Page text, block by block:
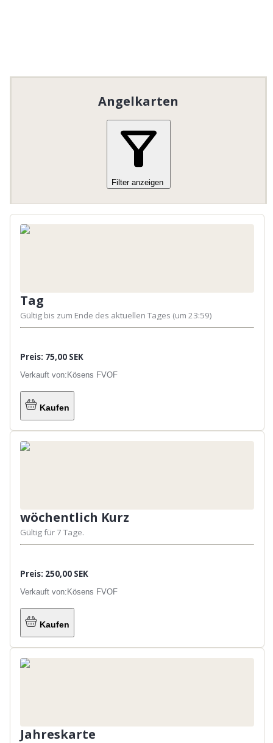
Angelkarten
Filter anzeigen
Tag
Gültig bis zum Ende des aktuellen Tages (um 23:59)
Preis: 75,00 SEK
Verkauft von: Kösens FVOF
Kaufen
wöchentlich Kurz
Gültig für 7 Tage.
Preis: 250,00 SEK
Verkauft von: Kösens FVOF
Kaufen
Jahreskarte